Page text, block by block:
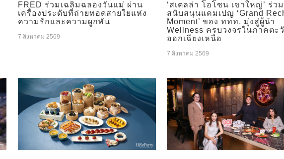
FRED ร่วมเฉลิมฉลองวันแม่ ผ่าน
เครื่องประดับที่ถ่ายทอดสายใยแห่ง
ความรักและความผูกพัน
7 สิงหาคม 2569
‘สเตลล่า โอโซน เขาใหญ่’ ร่วม
สนับสนุนแคมเปญ ‘Grand
Moment’ ของ ททท. มุ่งสู่ผู้นำ
Wellness ครบวงจรในภาคตะ
ออกเฉียงเหนือ
7 สิงหาคม 2569